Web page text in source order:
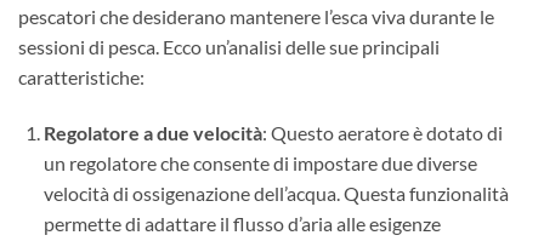
pescatori che desiderano mantenere l’esca viva durante le
sessioni di pesca. Ecco un’analisi delle sue principali
caratteristiche:
Regolatore a due velocità: Questo aeratore è dotato di
un regolatore che consente di impostare due diverse
velocità di ossigenazione dell’acqua. Questa funzionalità
permette di adattare il flusso d’aria alle esigenze